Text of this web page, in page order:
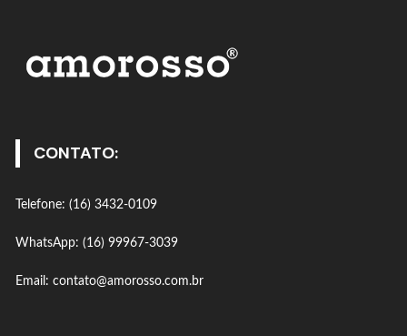
CONTATO:
Telefone: (16) 3432-0109
WhatsApp: (16) 99967-3039
Email: contato@amorosso.com.br